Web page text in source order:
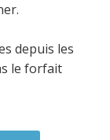
depuis les
le forfait